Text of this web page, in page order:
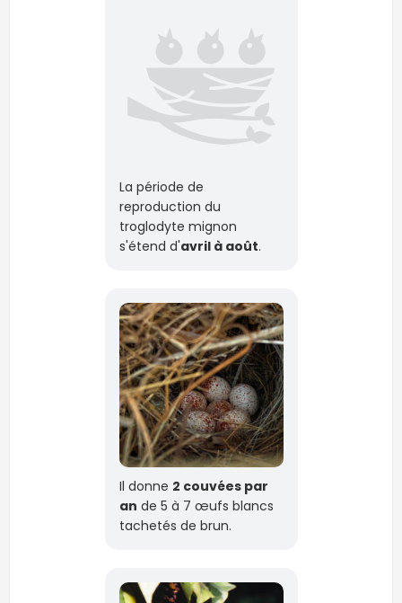
La période de
reproduction du
troglodyte mignon
s'étend d'avril à août.
Il donne 2 couvées par
an de 5 à 7 œufs blancs
tachetés de brun.